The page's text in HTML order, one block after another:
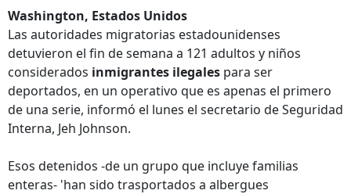
Washington, Estados Unidos
Las autoridades migratorias estadounidenses
detuvieron el fin de semana a 121 adultos y niños
considerados inmigrantes ilegales para ser
deportados, en un operativo que es apenas el primero
de una serie, informó el lunes el secretario de Seguridad
Interna, Jeh Johnson.
Esos detenidos -de un grupo que incluye familias
enteras- 'han sido trasportados a albergues